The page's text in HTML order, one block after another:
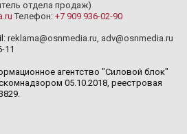
отдела продаж)
Телефон: +7 909 936-02-90
reklama@osnmedia.ru, adv@osnmedia.ru
11
агентство "Силовой блок"
05.10.2018, реестровая